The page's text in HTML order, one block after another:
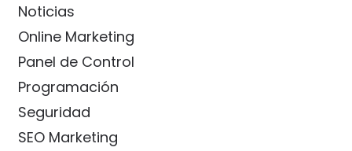
Noticias
Online Marketing
Panel de Control
Programación
Seguridad
SEO Marketing